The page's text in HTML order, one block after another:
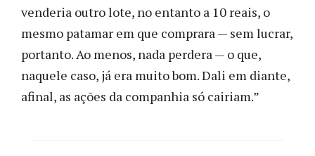
venderia outro lote, no entanto a 10 reais, o
mesmo patamar em que comprara — sem lucrar,
portanto. Ao menos, nada perdera — o que,
naquele caso, já era muito bom. Dali em diante,
afinal, as ações da companhia só cairiam.”